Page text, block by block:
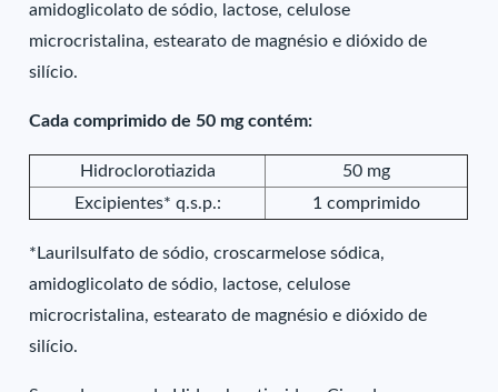
amidoglicolato de sódio, lactose, celulose
microcristalina, estearato de magnésio e dióxido de
silício.
Cada comprimido de 50 mg contém:
Hidroclorotiazida
50 mg
Excipientes* q.s.p.:
1 comprimido
*Laurilsulfato de sódio, croscarmelose sódica,
amidoglicolato de sódio, lactose, celulose
microcristalina, estearato de magnésio e dióxido de
silício.